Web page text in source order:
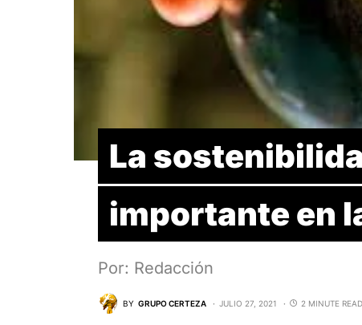
La
importante en
Por: Redacción
BY GRUPO CERTEZA JULIO 27, 2021 2 MINUTE READ